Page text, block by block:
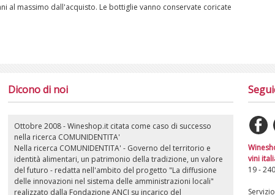
al massimo dall'acquisto. Le bottiglie vanno conservate coricate
Dicono di noi
Ottobre 2008 - Wineshop.it citata come caso di successo
nella ricerca COMUNIDENTITA'
Nella ricerca COMUNIDENTITA' - Governo del territorio e
identità alimentari, un patrimonio della tradizione, un valore
del futuro - redatta nell'ambito del progetto "La diffusione
delle innovazioni nel sistema delle amministrazioni locali"
realizzato dalla Fondazione ANCI su incarico del
vini
19 -